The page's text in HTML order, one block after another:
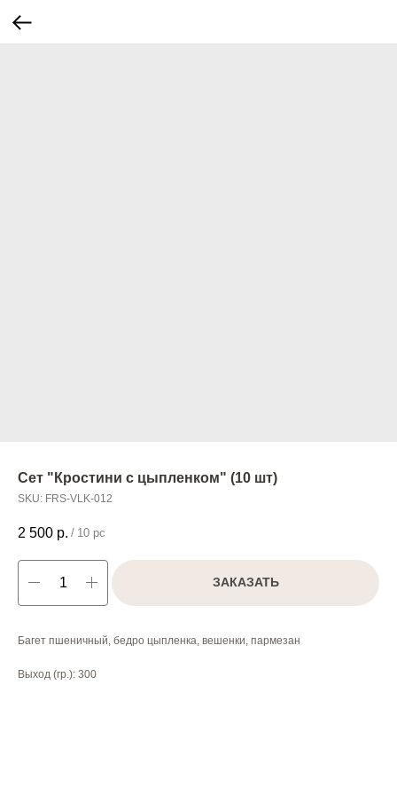
Сет "Кростини с цыпленком" (10 шт)
SKU: FRS-VLK-012
2 500 р. / 10 pc
ЗАКАЗАТЬ
Багет пшеничный, бедро цыпленка, вешенки, пармезан
Выход (гр.): 300